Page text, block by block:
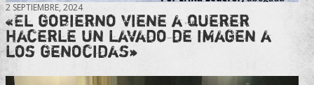
2 SEPTIEMBRE, 2024
«El gobierno viene a querer
hacerle un lavado de imagen a
los genocidas»